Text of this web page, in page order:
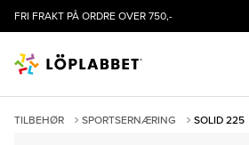
FRI FRAKT PÅ ORDRE OVER 750,-
TILBEHØR SPORTSERNÆRING SOLID 225